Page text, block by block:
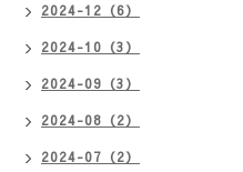
2024-12（6）
2024-10（3）
2024-09（3）
2024-08（2）
2024-07（2）